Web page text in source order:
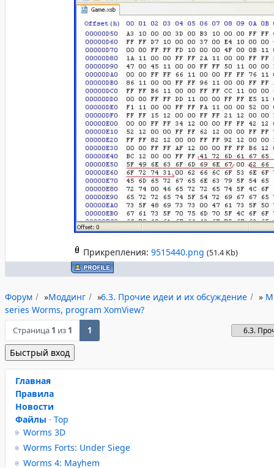
Прикрепления: 9515440.png (51.4 Kb)
Форум »Моддинг »6.3. Прочие идеи и их обсуждение »
series Worms, program XomView?
Страница 1 из 1 1
Главная
Правила
Новости
Файлы · Top
Worms 3D
Worms Forts: Under Siege
Worms 4: Mayhem